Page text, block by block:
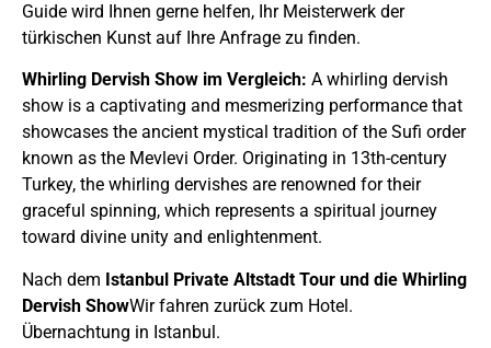
Guide wird Ihnen gerne helfen, Ihr Meisterwerk der
türkischen Kunst auf Ihre Anfrage zu finden.
Whirling Dervish Show im Vergleich: A whirling dervish
show is a captivating and mesmerizing performance that
showcases the ancient mystical tradition of the Sufi order
known as the Mevlevi Order. Originating in 13th-century
Turkey, the whirling dervishes are renowned for their
graceful spinning, which represents a spiritual journey
toward divine unity and enlightenment.
Nach dem Istanbul Private Altstadt Tour und die Whirling
Dervish ShowWir fahren zurück zum Hotel.
Übernachtung in Istanbul.